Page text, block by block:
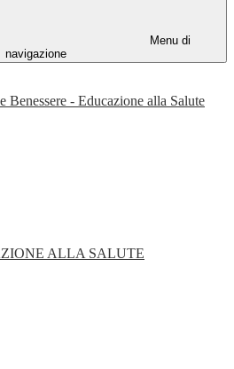
Menu di
navigazione
Benessere - Educazione alla Salute
ALLA SALUTE